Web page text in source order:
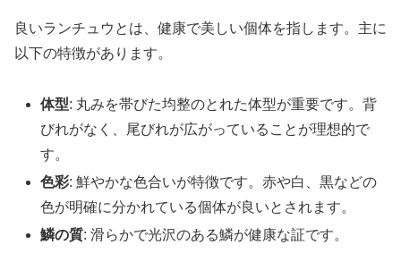
良いランチュウとは、健康で美しい個体を指します。主に
以下の特徴があります。
体型: 丸みを帯びた均整のとれた体型が重要です。背
びれがなく、尾びれが広がっていることが理想的で
す。
色彩: 鮮やかな色合いが特徴です。赤や白、黒などの
色が明確に分かれている個体が良いとされます。
鱗の質: 滑らかで光沢のある鱗が健康な証です。